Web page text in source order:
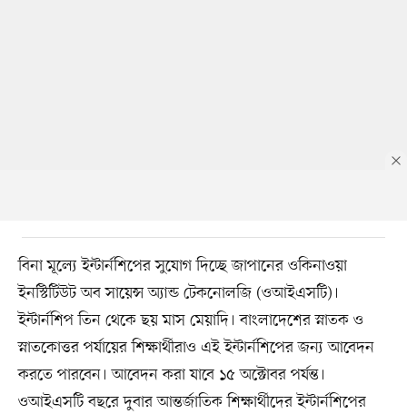
বিনা মূল্যে ইন্টার্নশিপের সুযোগ দিচ্ছে জাপানের ওকিনাওয়া
ইনস্টিটিউট অব সায়েন্স অ্যান্ড টেকনোলজি (ওআইএসটি)।
ইন্টার্নশিপ তিন থেকে ছয় মাস মেয়াদি। বাংলাদেশের স্নাতক ও
স্নাতকোত্তর পর্যায়ের শিক্ষার্থীরাও এই ইন্টার্নশিপের জন্য আবেদন
করতে পারবেন। আবেদন করা যাবে ১৫ অক্টোবর পর্যন্ত।
ওআইএসটি বছরে দুবার আন্তর্জাতিক শিক্ষার্থীদের ইন্টার্নশিপের